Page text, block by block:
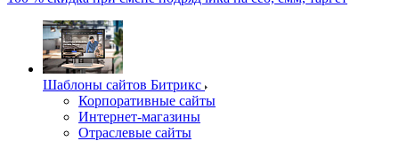
Шаблоны сайтов Битрикс
Корпоративные сайты
Интернет-магазины
Отраслевые сайты